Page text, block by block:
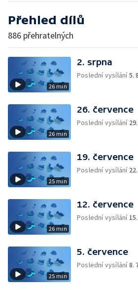
Přehled dílů
886 přehratelných
26 min
2. srpna
Poslední vysílání5.
26 min
26. července
Poslední vysílání
25 min
19. července
Poslední vysílání
26 min
12. července
Poslední vysílání
25 min
5. července
Poslední vysílání8.